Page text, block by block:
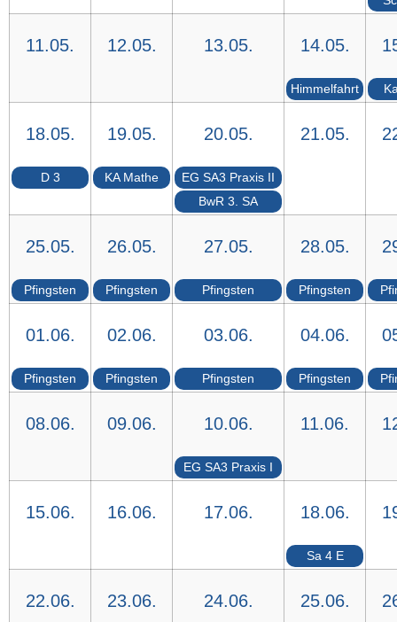
11.05. 12.05. 13.05. 14.05.
Himmelfahrt
18.05.
D 3
19.05.
KA Mathe
20.05.
EG SA3 Praxis II
BwR 3. SA
21.05.
25.05.
Pfingsten
26.05.
Pfingsten
27.05.
Pfingsten
28.05.
Pfingsten
01.06.
Pfingsten
02.06.
Pfingsten
03.06.
Pfingsten
04.06.
Pfingsten
08.06. 09.06. 10.06.
EG SA3 Praxis I
11.06.
15.06. 16.06. 17.06. 18.06.
Sa 4 E
22.06. 23.06. 24.06. 25.06.